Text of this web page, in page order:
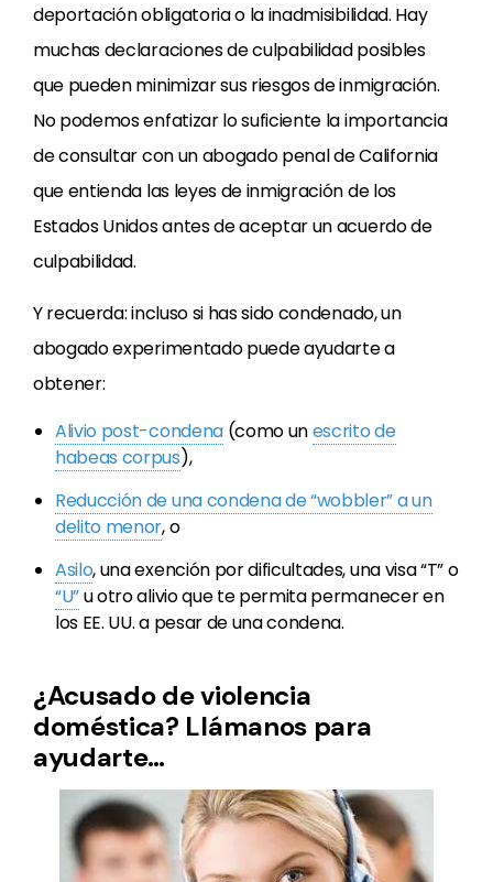
deportación obligatoria o la inadmisibilidad. Hay
muchas declaraciones de culpabilidad posibles
que pueden minimizar sus riesgos de inmigración.
No podemos enfatizar lo suficiente la importancia
de consultar con un abogado penal de California
que entienda las leyes de inmigración de los
Estados Unidos antes de aceptar un acuerdo de
culpabilidad.
Y recuerda: incluso si has sido condenado, un
abogado experimentado puede ayudarte a
obtener:
Alivio post-condena(como unescrito de
habeas corpus),
Reducción de una condena de “wobbler” a un
delito menor, o
Asilo, una exención por dificultades, una visa “T” o
“U”u otro alivio que te permita permanecer en
los EE. UU. a pesar de una condena.
¿Acusado de violencia
doméstica? Llámanos para
ayudarte…